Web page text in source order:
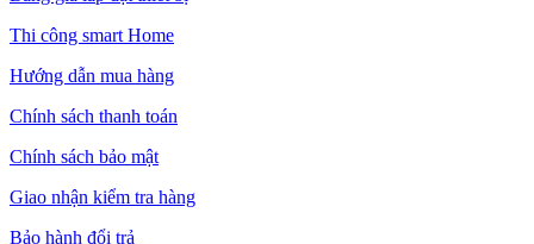
Thi công smart Home
Hướng dẫn mua hàng
Chính sách thanh toán
Chính sách bảo mật
Giao nhận kiểm tra hàng
Bảo hành đổi trả